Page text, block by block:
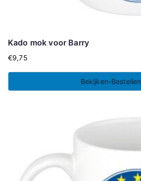
Kado mok voor Barry
€9,75
Bekijken-Bestellen